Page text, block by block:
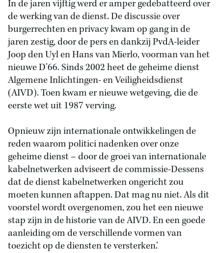
In de jaren vijftig werd er amper gedebatteerd over
de werking van de dienst. De discussie over
burgerrechten en privacy kwam op gang in de
jaren zestig, door de pers en dankzij PvdA-leider
Joop den Uyl en Hans van Mierlo, voorman van het
nieuwe D’66. Sinds 2002 heet de geheime dienst
Algemene Inlichtingen- en Veiligheidsdienst
(AIVD). Toen kwam er nieuwe wetgeving, die de
eerste wet uit 1987 verving.
Opnieuw zijn internationale ontwikkelingen de
reden waarom politici nadenken over onze
geheime dienst – door de groei van internationale
kabelnetwerken adviseert de commissie-Dessens
dat de dienst kabelnetwerken ongericht zou
moeten kunnen aftappen. Dat mag nu niet. Als dit
voorstel wordt overgenomen, zou het een nieuwe
stap zijn in de historie van de AIVD. En een goede
aanleiding om de verschillende vormen van
toezicht op de diensten te versterken.’